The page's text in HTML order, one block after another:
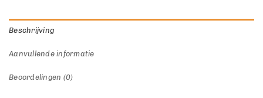
Beschrijving
Aanvullende informatie
Beoordelingen (0)